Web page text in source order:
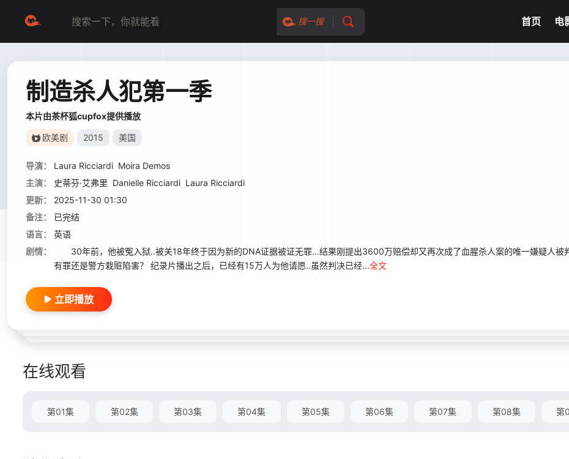
搜一搜 首页 电
制造杀人犯第一季
本片由茶杯狐cupfox提供播放
欧美剧 2015 美国
导演： Laura Ricciardi Moira Demos
主演：
史蒂芬·艾弗里 Danielle Ricciardi Laura Ricciardi
更新：
2025-11-30 01:30
备注：
已完结
语言：
英语
剧情：
30年前，他被冤入狱..被关18年终于因为新的DNA证据被证无罪...结果刚提出3600万赔偿却又再次成了血腥杀人案的唯一嫌疑人被
有罪还是警方栽赃陷害？ 纪录片播出之后，已经有15万人为他请愿..虽然判决已经...全文
立即播放
在线观看
第01集 第02集 第03集 第04集 第05集 第06集 第07集 第08集 第